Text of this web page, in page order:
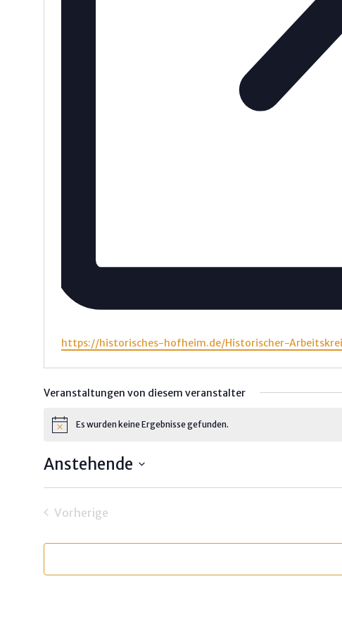
Webseite
https://historisches-hofheim.de/Historischer-
Veranstaltungen von diesem veranstalter
HinweisEs wurden keine Ergebnisse gefunden.
Anstehende
Vorherige